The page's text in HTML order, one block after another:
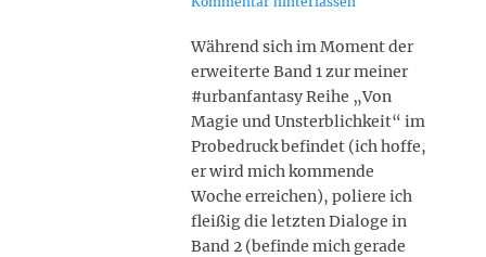
Während sich im Moment der
erweiterte Band 1 zur meiner
#urbanfantasy Reihe „Von
Magie und Unsterblichkeit“ im
Probedruck befindet (ich hoffe,
er wird mich kommende
Woche erreichen), poliere ich
fleißig die letzten Dialoge in
Band 2 (befinde mich gerade